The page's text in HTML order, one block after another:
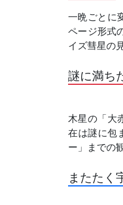
一晩ごとに
ページ形式
イズ彗星の
謎に満ち
木星の「大
在は謎に包
ー」までの
またたく